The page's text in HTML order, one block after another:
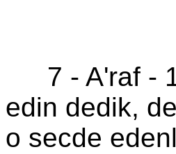
7 - A'raf -
edin dedik,
o secde